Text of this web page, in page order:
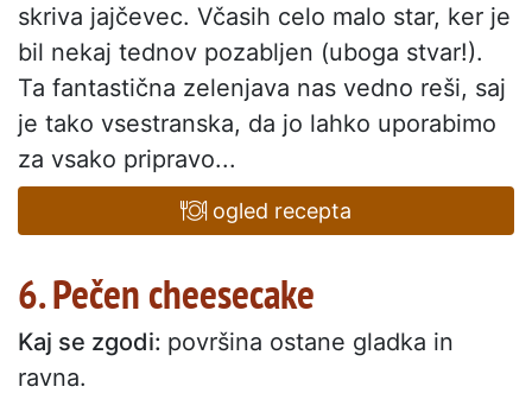
skriva jajčevec. Včasih celo malo star, ker je
bil nekaj tednov pozabljen (uboga stvar!).
Ta fantastična zelenjava nas vedno reši, saj
je tako vsestranska, da jo lahko uporabimo
za vsako pripravo...
ogled recepta
6. Pečen cheesecake
Kaj se zgodi: površina ostane gladka in
ravna.